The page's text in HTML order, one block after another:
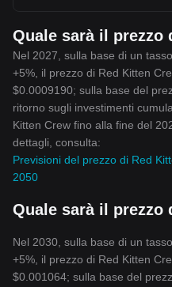
Quale sarà il prezzo
Nel 2027, sulla base di un
+5%, il prezzo di Red Kitten
$0.0009190; sulla base del
ritorno sugli investimenti
Kitten Crew fino alla fine del
dettagli, consulta:
Previsioni del prezzo di Red
2050
Quale sarà il prezzo
Nel 2030, sulla base di un
+5%, il prezzo di Red Kitten
$0.001064; sulla base del